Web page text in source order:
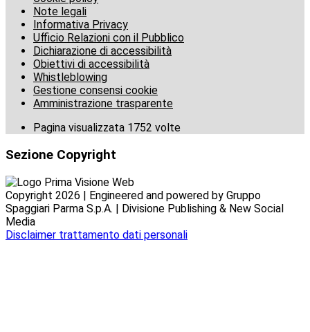
Note legali
Informativa Privacy
Ufficio Relazioni con il Pubblico
Dichiarazione di accessibilità
Obiettivi di accessibilità
Whistleblowing
Gestione consensi cookie
Amministrazione trasparente
Pagina visualizzata 1752 volte
Sezione Copyright
Copyright 2026 | Engineered and powered by Gruppo
Spaggiari Parma S.p.A. | Divisione Publishing & New Social
Media
Disclaimer trattamento dati personali